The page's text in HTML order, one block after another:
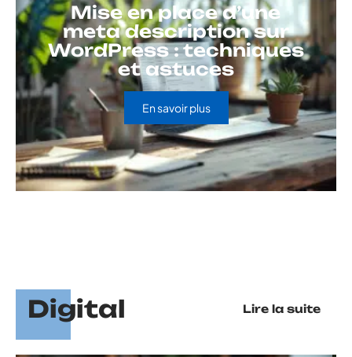
Mise en place d’une
meta description sur
WordPress : techniques
et astuces
En savoir plus
Digital Lire la suite